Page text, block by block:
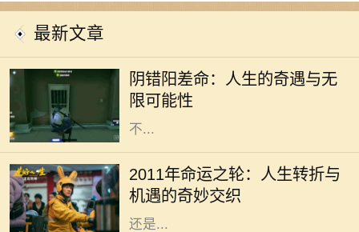
最新文章
阴错阳差命：人生的奇遇与无
限可能性
经历一些看似偶然，却又出人意料的
经历。阴错阳差命，这一概念源于生
活中那些出乎意料的巧合和误解，它
不...
2011年命运之轮：人生转折与
机遇的奇妙交织
2011年是一个充满变数和机遇的年
份。在这一年，许多人都经历了巨大
的变化，生活的轨迹可能因此而完全
不同。这一年，无论是从事业的发展
还是...